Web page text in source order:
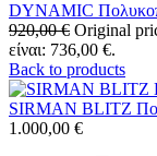
DYNAMIC
920,00€ Original
είναι: 736,00 €.
Back to products
SIRMAN BLITZ
1.000,00 €